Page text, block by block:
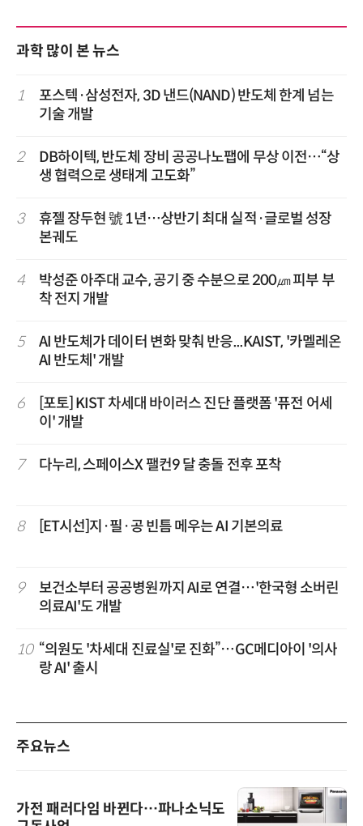
과학 많이 본 뉴스
1
포스텍·삼성전자, 3D 낸드(NAND) 반도체 한계 넘는
기술 개발
2
DB하이텍, 반도체 장비 공공나노팹에 무상 이전…“상
생 협력으로 생태계 고도화”
3
휴젤 장두현 號 1년…상반기 최대 실적·글로벌 성장
본궤도
4
박성준 아주대 교수, 공기 중 수분으로 200㎛ 피부 부
착 전지 개발
5
AI 반도체가 데이터 변화 맞춰 반응...KAIST, '카멜레온
AI 반도체' 개발
6
[포토] KIST 차세대 바이러스 진단 플랫폼 '퓨전 어세
이' 개발
7 다누리, 스페이스X 팰컨9 달 충돌 전후 포착
8 [ET시선]지·필·공 빈틈 메우는 AI 기본의료
9
보건소부터 공공병원까지 AI로 연결…'한국형 소버린
의료AI'도 개발
10 “의원도 '차세대 진료실'로 진화”…GC메디아이 '의사
랑 AI' 출시
주요뉴스
가전 패러다임 바뀐다…파나소닉도